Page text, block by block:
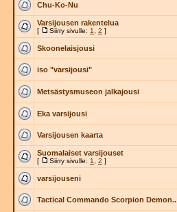
Chu-Ko-Nu
Varsijousen rakentelua
[ Siirry sivulle: 1 2 ]
Skoonelaisjousi
iso "varsijousi"
Metsästysmuseon jalkajousi
Eka varsijousi
Varsijousen kaarta
Suomalaiset varsijouset
[ Siirry sivulle: 1 2 ]
varsijouseni
Tactical Commando Scorpion Demon..